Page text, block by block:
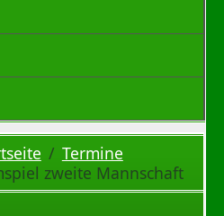
Termine
zweite Mannschaft